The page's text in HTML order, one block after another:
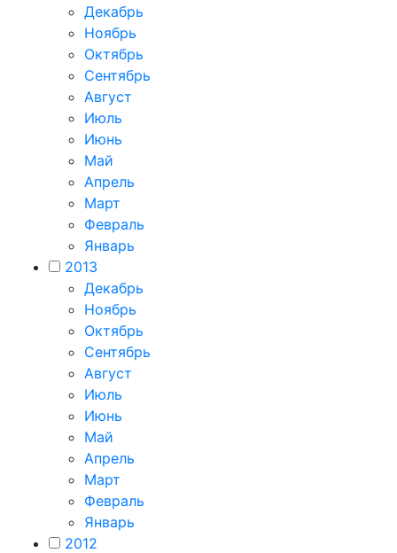
Декабрь
Ноябрь
Октябрь
Сентябрь
Август
Июль
Июнь
Май
Апрель
Март
Февраль
Январь
2013
Декабрь
Ноябрь
Октябрь
Сентябрь
Август
Июль
Июнь
Май
Апрель
Март
Февраль
Январь
2012